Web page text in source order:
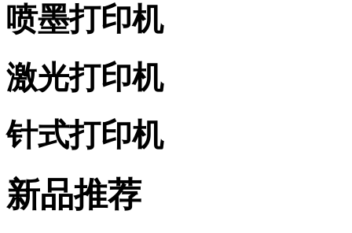
喷墨打印机
激光打印机
针式打印机
新品推荐